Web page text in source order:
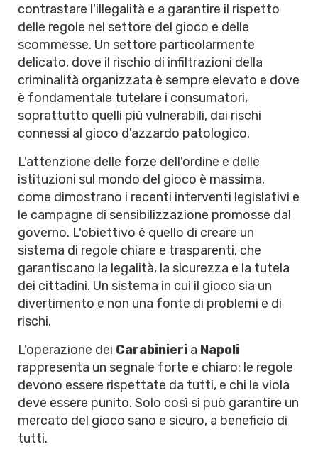
contrastare l'illegalità e a garantire il rispetto
delle regole nel settore del gioco e delle
scommesse. Un settore particolarmente
delicato, dove il rischio di infiltrazioni della
criminalità organizzata è sempre elevato e dove
è fondamentale tutelare i consumatori,
soprattutto quelli più vulnerabili, dai rischi
connessi al gioco d'azzardo patologico.
L'attenzione delle forze dell'ordine e delle
istituzioni sul mondo del gioco è massima,
come dimostrano i recenti interventi legislativi e
le campagne di sensibilizzazione promosse dal
governo. L'obiettivo è quello di creare un
sistema di regole chiare e trasparenti, che
garantiscano la legalità, la sicurezza e la tutela
dei cittadini. Un sistema in cui il gioco sia un
divertimento e non una fonte di problemi e di
rischi.
L'operazione dei Carabinieri a Napoli
rappresenta un segnale forte e chiaro: le regole
devono essere rispettate da tutti, e chi le viola
deve essere punito. Solo così si può garantire un
mercato del gioco sano e sicuro, a beneficio di
tutti.